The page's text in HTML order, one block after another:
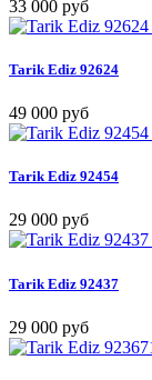
33 000 руб
Tarik Ediz 92624
49 000 руб
Tarik Ediz 92454
29 000 руб
Tarik Ediz 92437
29 000 руб